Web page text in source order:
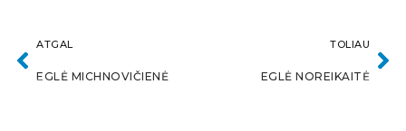
ATGAL
EGLĖ MICHNOVIČIENĖ
TOLIAU
EGLĖ NOREIKAITĖ